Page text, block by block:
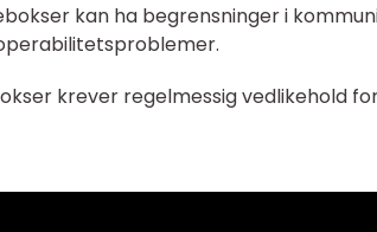
kan ha begrensninger i
krever regelmessig vedlikehold